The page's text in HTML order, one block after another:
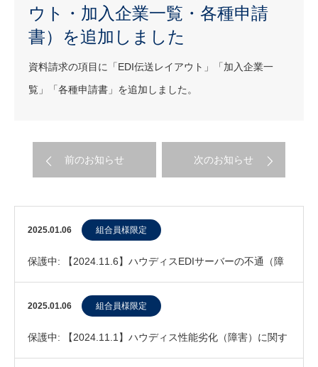
ウト・加入企業一覧・各種申請
書）を追加しました
資料請求の項目に「EDI伝送レイアウト」「加入企業一
覧」「各種申請書」を追加しました。
前のお知らせ 次のお知らせ
2025.01.06 組合員様限定
保護中: 【2024.11.6】ハウディスEDIサーバーの不通（障
害）に関する報告
2025.01.06 組合員様限定
保護中: 【2024.11.1】ハウディス性能劣化（障害）に関す